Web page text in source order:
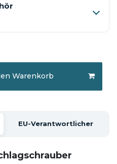
Warenkorb
EU-Verantwortlicher